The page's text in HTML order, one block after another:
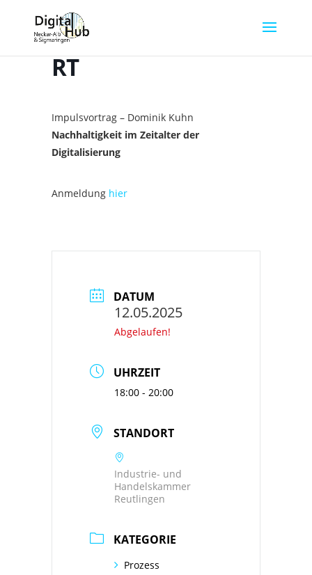
Digital Hub Days
RT
Impulsvortrag – Dominik Kuhn
Nachhaltigkeit im Zeitalter der
Digitalisierung
Anmeldung hier
DATUM
12.05.2025
Abgelaufen!
UHRZEIT
18:00 - 20:00
STANDORT
Industrie- und
Handelskammer
Reutlingen
KATEGORIE
Prozess